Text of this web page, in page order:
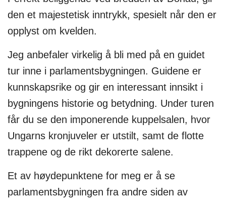
den et majestetisk inntrykk, spesielt når den er
opplyst om kvelden.
Jeg anbefaler virkelig å bli med på en guidet
tur inne i parlamentsbygningen. Guidene er
kunnskapsrike og gir en interessant innsikt i
bygningens historie og betydning. Under turen
får du se den imponerende kuppelsalen, hvor
Ungarns kronjuveler er utstilt, samt de flotte
trappene og de rikt dekorerte salene.
Et av høydepunktene for meg er å se
parlamentsbygningen fra andre siden av